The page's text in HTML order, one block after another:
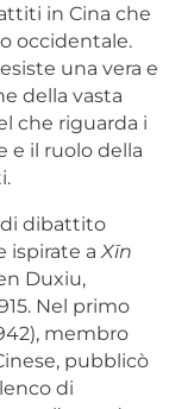
in Cina che
occidentale.
una vera e
della vasta
che riguarda i
e il ruolo della
di dibattito
ispirate a Xīn
Duxiu,
Nel primo
membro
pubblicò
di